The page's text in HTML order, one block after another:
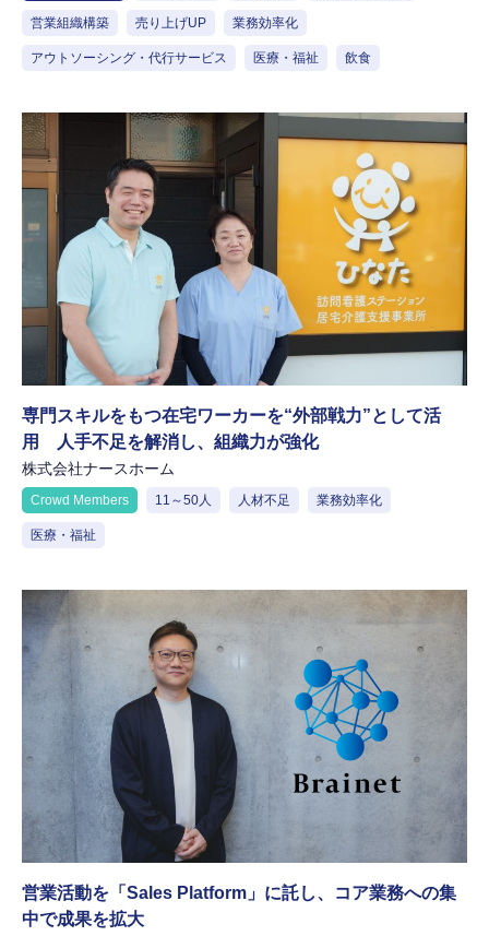
営業組織構築 売り上げUP 業務効率化
アウトソーシング・代行サービス 医療・福祉 飲食
専門スキルをもつ在宅ワーカーを“外部戦力”として活
用 人手不足を解消し、組織力が強化
株式会社ナースホーム
Crowd Members 11～50人 人材不足 業務効率化
医療・福祉
営業活動を「Sales Platform」に託し、コア業務への集
中で成果を拡大